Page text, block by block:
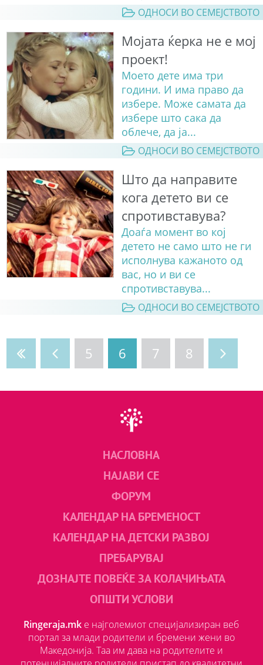
ОДНОСИ ВО СЕМЕЈСТВОТО
Мојата ќерка не е мој
проект!
Моето дете има три
години. И има право да
избере. Може самата да
избере што сака да
облече, да ја...
ОДНОСИ ВО СЕМЕЈСТВОТО
Што да направите
кога детето ви се
спротивставува?
Доаѓа момент во кој
детето не само што не ги
исполнува кажаното од
вас, но и ви се
спротивставува...
ОДНОСИ ВО СЕМЕЈСТВОТО
5 6 7 8
НАСЛОВНА
НАЈАВИ СЕ
ФОРУМ
КАЛЕНДАР НА БРЕМЕНОСТ
КАЛЕНДАР НА ДЕТСКИ РАЗВОЈ
ПРЕБАРУВАЈ
ДОЗНАЈТЕ ПОВЕЌЕ ЗА КОЛАЧИЊАТА
ОПШТИ УСЛОВИ
Ringeraja.mk е најголемиот специјализиран веб
портал за млади родители и бремени жени во
Македонија. Таа им дава на родителите и